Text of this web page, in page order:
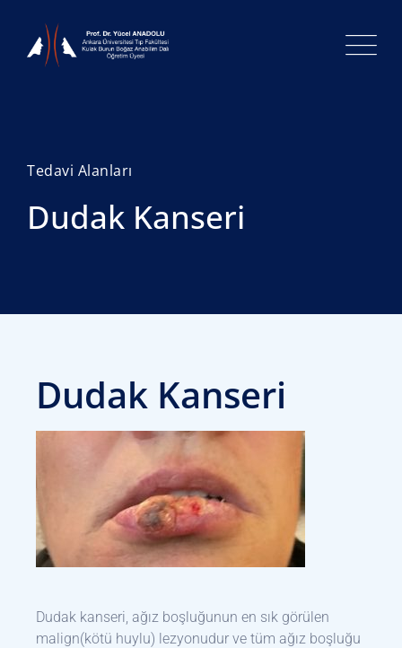
Tedavi Alanları
Dudak Kanseri
Dudak Kanseri
Dudak kanseri, ağız boşluğunun en sık görülen
malign(kötü huylu) lezyonudur ve tüm ağız boşluğu